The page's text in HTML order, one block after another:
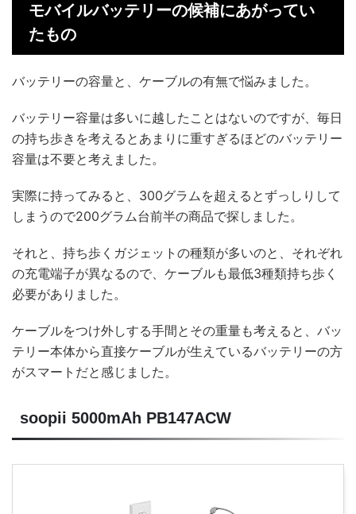
モバイルバッテリーの候補にあがってい
たもの
バッテリーの容量と、ケーブルの有無で悩みました。
バッテリー容量は多いに越したことはないのですが、毎日
の持ち歩きを考えるとあまりに重すぎるほどのバッテリー
容量は不要と考えました。
実際に持ってみると、300グラムを超えるとずっしりして
しまうので200グラム台前半の商品で探しました。
それと、持ち歩くガジェットの種類が多いのと、それぞれ
の充電端子が異なるので、ケーブルも最低3種類持ち歩く
必要がありました。
ケーブルをつけ外しする手間とその重量も考えると、バッ
テリー本体から直接ケーブルが生えているバッテリーの方
がスマートだと感じました。
soopii 5000mAh PB147ACW